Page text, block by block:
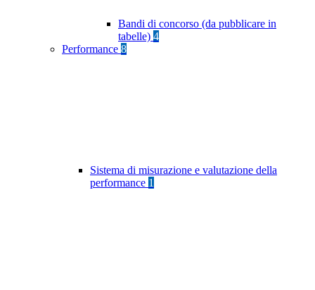
Bandi di concorso (da pubblicare in
tabelle) 4
Performance 8
Sistema di misurazione e valutazione della
performance 1